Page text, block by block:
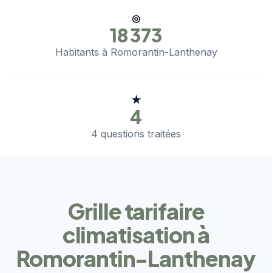
◎
18 373
Habitants à Romorantin-Lanthenay
★
4
4 questions traitées
Grille tarifaire
climatisation à
Romorantin-Lanthenay